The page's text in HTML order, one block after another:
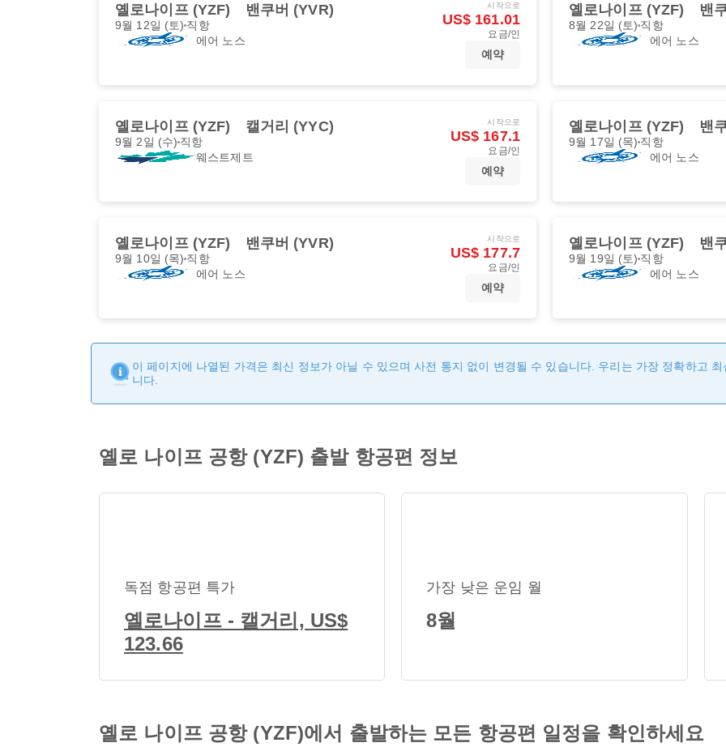
옐로나이프 (YZF) 밴쿠버 (YVR)
9월 12일 (토) 직항
에어 노스
시작으로
US$ 161.01
요금/인
예약
옐로나이프 (YZF) 밴
8월 22일 (토) 직항
에어 노스
옐로나이프 (YZF) 캘거리 (YYC)
9월 2일 (수) 직항
웨스트제트
시작으로
US$ 167.1
요금/인
예약
옐로나이프 (YZF) 밴
9월 17일 (목) 직항
에어 노스
옐로나이프 (YZF) 밴쿠버 (YVR)
9월 10일 (목) 직항
에어 노스
시작으로
US$ 177.7
요금/인
예약
옐로나이프 (YZF) 밴
9월 19일 (토) 직항
에어 노스
이 페이지에 나열된 가격은 최신 정보가 아닐 수 있으며 사전 통지 없이 변경될 수 있습니다. 우리는 가장 정확하고
니다.
옐로 나이프 공항 (YZF) 출발 항공편 정보
독점 항공편 특가
옐로나이프 - 캘거리, US$
123.66
가장 낮은 운임 월
8월
옐로 나이프 공항 (YZF)에서 출발하는 모든 항공편 일정을 확인하세요